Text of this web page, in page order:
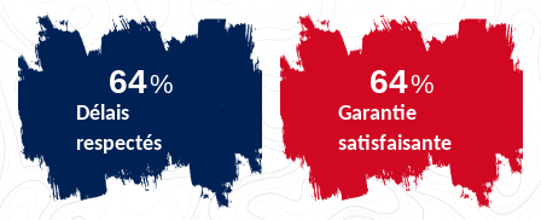
80%
Délais
respectés
80%
Garantie
satisfaisante